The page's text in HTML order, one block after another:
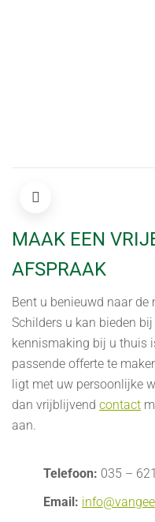
MAAK EEN
AFSPRAAK
Bent u benieuwd naar de
Schilders u kan bieden
kennismaking bij u thuis
passende offerte te
ligt met uw persoonlijke
dan vrijblijvend contact
aan.
Telefoon: 035 –
Email: